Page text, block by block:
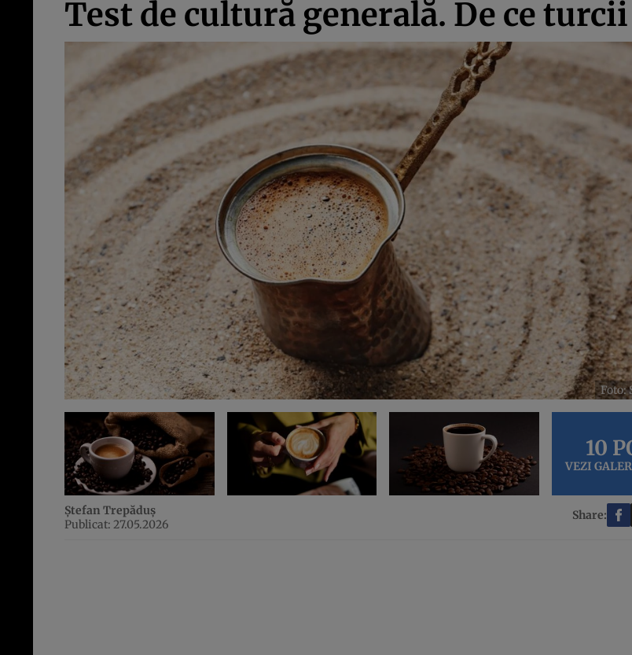
Test de cultură generală. De ce
Foto:
10
VEZI
Ștefan Trepăduș
Publicat: 27.05.2026
Share: